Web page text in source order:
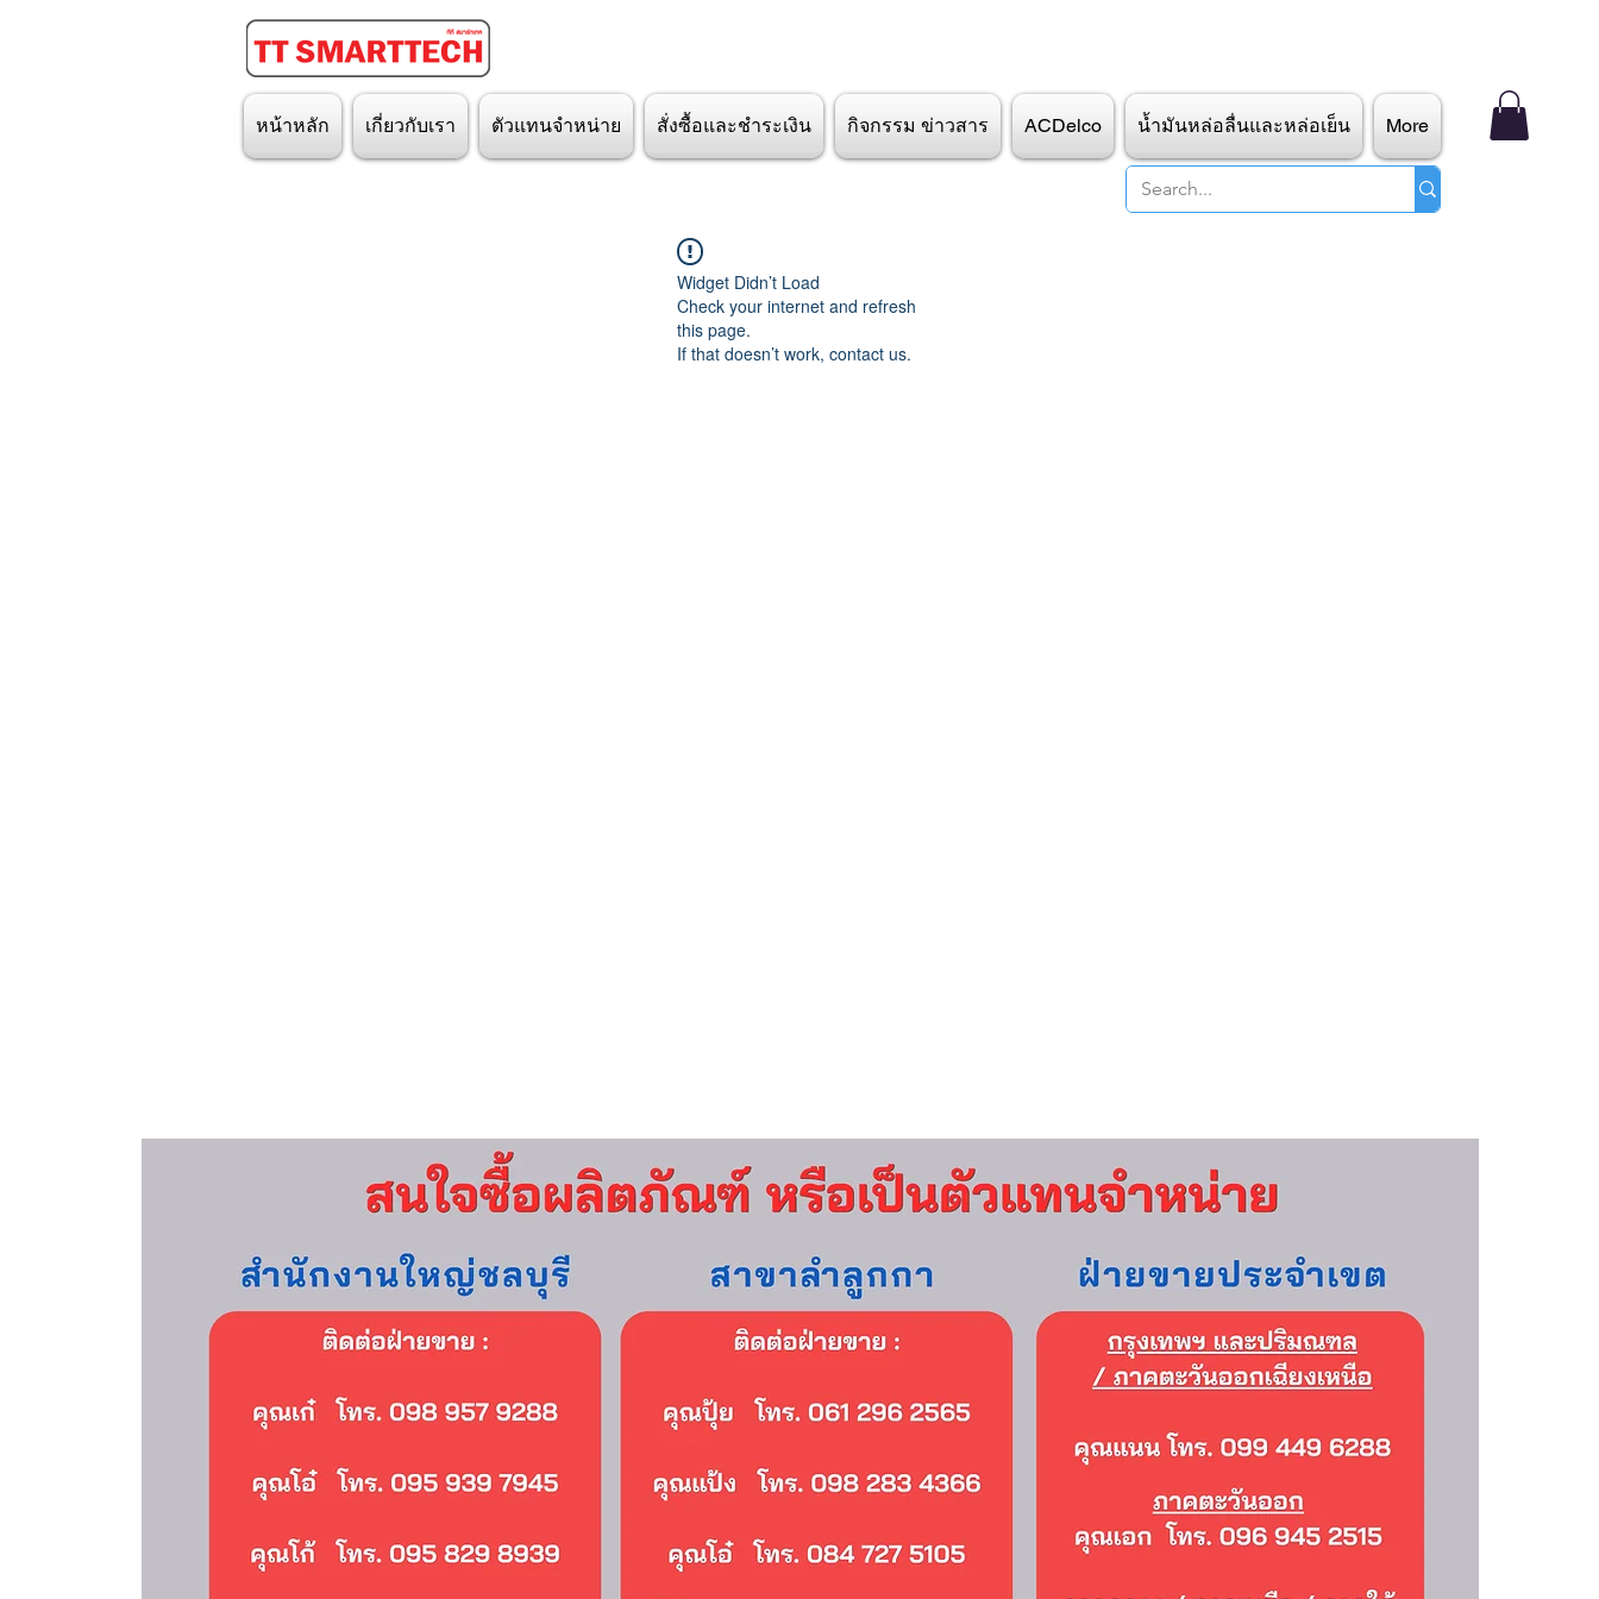
หน้าหลัก เกี่ยวกับเรา ตัวแทนจำหน่าย สั่งซื้อและชำระเงิน กิจกรรม ข่าวสาร ACDelco น้ำมันหล่อลื่นและหล่อเย็น More
Widget Didn’t Load
Check your internet and refresh
this page.
If that doesn’t work, contact us.